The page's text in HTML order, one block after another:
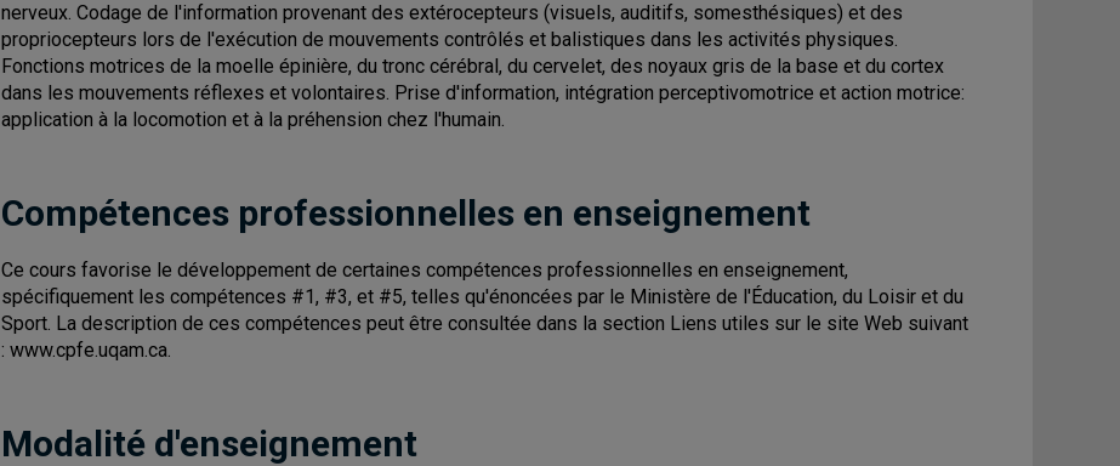
nerveux. Codage de l'information provenant des extérocepteurs (visuels, auditifs, somesthésiques) et des
propriocepteurs lors de l'exécution de mouvements contrôlés et balistiques dans les activités physiques.
Fonctions motrices de la moelle épinière, du tronc cérébral, du cervelet, des noyaux gris de la base et du cortex
dans les mouvements réflexes et volontaires. Prise d'information, intégration perceptivomotrice et action motrice:
application à la locomotion et à la préhension chez l'humain.
Compétences professionnelles en enseignement
Ce cours favorise le développement de certaines compétences professionnelles en enseignement,
spécifiquement les compétences #1, #3, et #5, telles qu'énoncées par le Ministère de l'Éducation, du Loisir et du
Sport. La description de ces compétences peut être consultée dans la section Liens utiles sur le site Web suivant
: www.cpfe.uqam.ca.
Modalité d'enseignement